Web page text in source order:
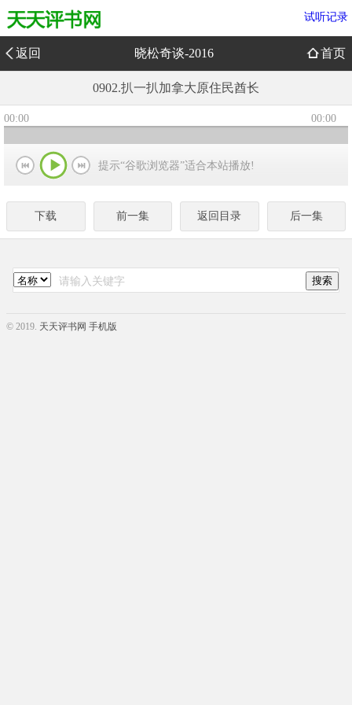
试听记录
返回 晓松奇谈-2016 首页
0902.扒一扒加拿大原住民酋长
00:00 00:00
提示“谷歌浏览器”适合本站播放!
下载 前一集 返回目录 后一集
© 2019. 天天评书网 手机版